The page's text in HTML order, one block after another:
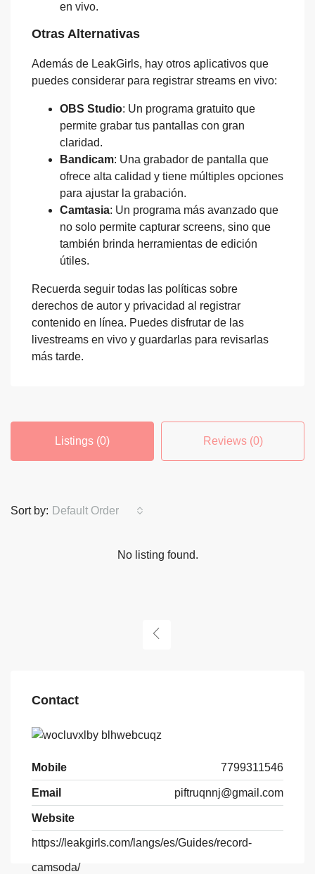
en vivo.
Otras Alternativas
Además de LeakGirls, hay otros aplicativos que
puedes considerar para registrar streams en vivo:
OBS Studio: Un programa gratuito que
permite grabar tus pantallas con gran
claridad.
Bandicam: Una grabador de pantalla que
ofrece alta calidad y tiene múltiples opciones
para ajustar la grabación.
Camtasia: Un programa más avanzado que
no solo permite capturar screens, sino que
también brinda herramientas de edición
útiles.
Recuerda seguir todas las políticas sobre
derechos de autor y privacidad al registrar
contenido en línea. Puedes disfrutar de las
livestreams en vivo y guardarlas para revisarlas
más tarde.
Listings (0) Reviews (0)
Sort by: Default Order
No listing found.
Contact
Mobile 7799311546
Email piftruqnnj@gmail.com
Website
https://leakgirls.com/langs/es/Guides/record-
camsoda/